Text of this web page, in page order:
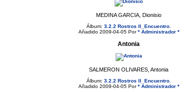
MEDINA GARCIA, Dionisio
Álbum: 3.2.2 Rostros II_Encuentro
Añadido 2009-04-05 Por* Administrador *
Antonia
SALMERON OLIVARES, Antonia
Álbum: 3.2.2 Rostros II_Encuentro
Añadido 2009-04-05 Por* Administrador *